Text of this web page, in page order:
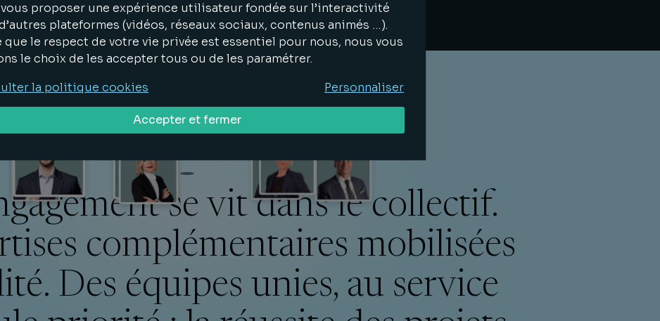
se vit dans le collectif.
complémentaires mobilisées
Des équipes unies, au service
proposer une expérience utilisateur fondée sur l’interactivité
plateformes (vidéos, réseaux sociaux, contenus animés …).
que le respect de votre vie privée est essentiel pour nous, nous vous
le choix de les accepter tous ou de les paramétrer.
la politique cookies
Personnaliser
Accepter et fermer